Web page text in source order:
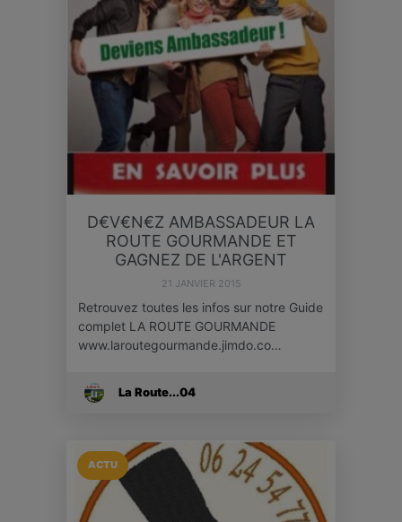
D€V€N€Z AMBASSADEUR LA
ROUTE GOURMANDE ET
GAGNEZ DE L'ARGENT
21 JANVIER 2015
Retrouvez toutes les infos sur notre Guide
complet LA ROUTE GOURMANDE
www.laroutegourmande.jimdo.co…
La Route...04
ACTU